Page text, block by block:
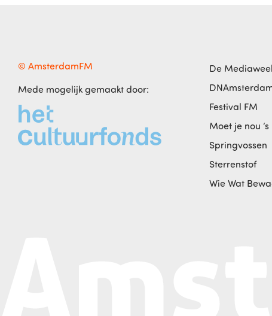
© AmsterdamFM
Mede mogelijk gemaakt door:
De
Festival FM
Moet je nou
Springvossen
Sterrenstof
Wie Wat